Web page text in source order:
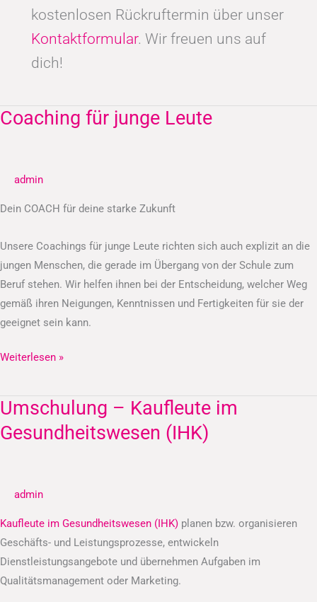
kostenlosen Rückruftermin über unser
Kontaktformular. Wir freuen uns auf
dich!
Coaching für junge Leute
admin
Dein COACH für deine starke Zukunft
Unsere Coachings für junge Leute richten sich auch explizit an die
jungen Menschen, die gerade im Übergang von der Schule zum
Beruf stehen. Wir helfen ihnen bei der Entscheidung, welcher Weg
gemäß ihren Neigungen, Kenntnissen und Fertigkeiten für sie der
geeignet sein kann.
Coaching
Leute
Weiterlesen »
Umschulung – Kaufleute im
Gesundheitswesen (IHK)
admin
Kaufleute im Gesundheitswesen (IHK) planen bzw. organisieren
Geschäfts- und Leistungsprozesse, entwickeln
Dienstleistungsangebote und übernehmen Aufgaben im
Qualitätsmanagement oder Marketing.
Umschulung
–
Kaufleute
(IHK)